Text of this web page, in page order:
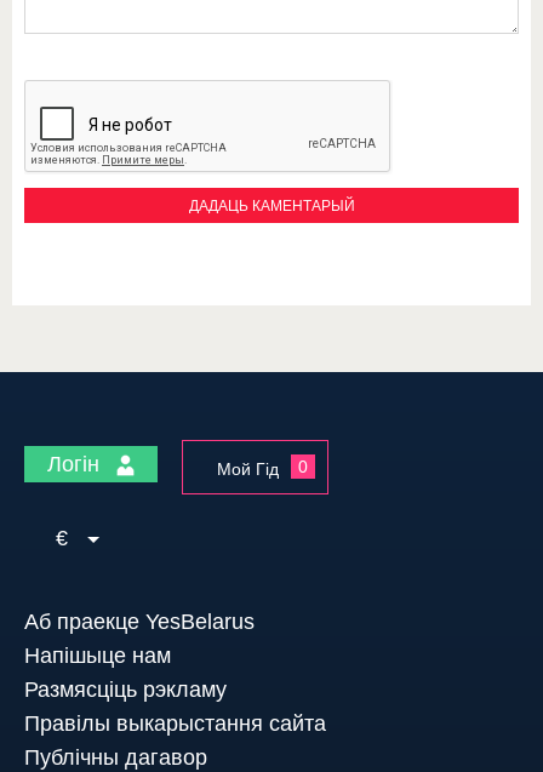
Логін Мой Гід 0
€
Аб праекце YesBelarus
Напішыце нам
Размясціць рэкламу
Правілы выкарыстання сайта
Публічны дагавор